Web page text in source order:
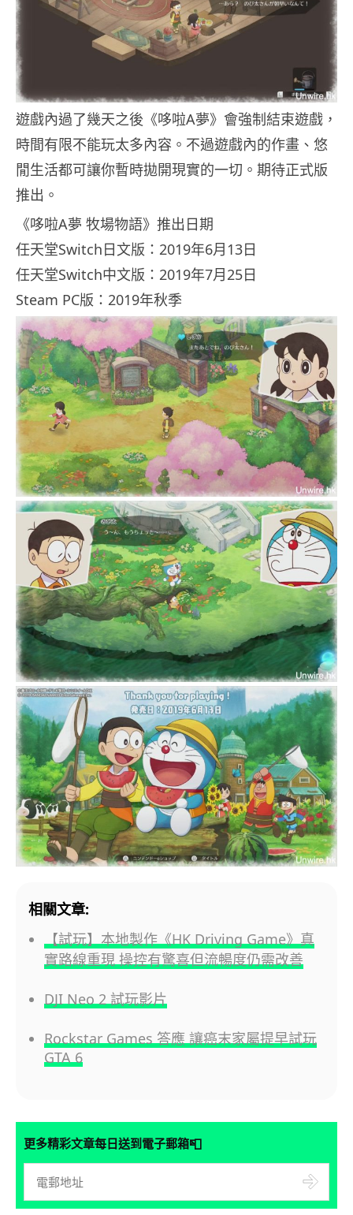
遊戲內過了幾天之後《哆啦A夢》會強制結束遊戲，
時間有限不能玩太多內容。不過遊戲內的作畫、悠
閒生活都可讓你暫時拋開現實的一切。期待正式版
推出。
《哆啦A夢 牧場物語》推出日期
任天堂Switch日文版：2019年6月13日
任天堂Switch中文版：2019年7月25日
Steam PC版：2019年秋季
相關文章:
【試玩】本地製作《HK Driving Game》真
實路線重現 操控有驚喜但流暢度仍需改善
DJI Neo 2 試玩影片
Rockstar Games 答應 讓癌末家屬提早試玩
GTA 6
更多精彩文章每日送到電子郵箱📮